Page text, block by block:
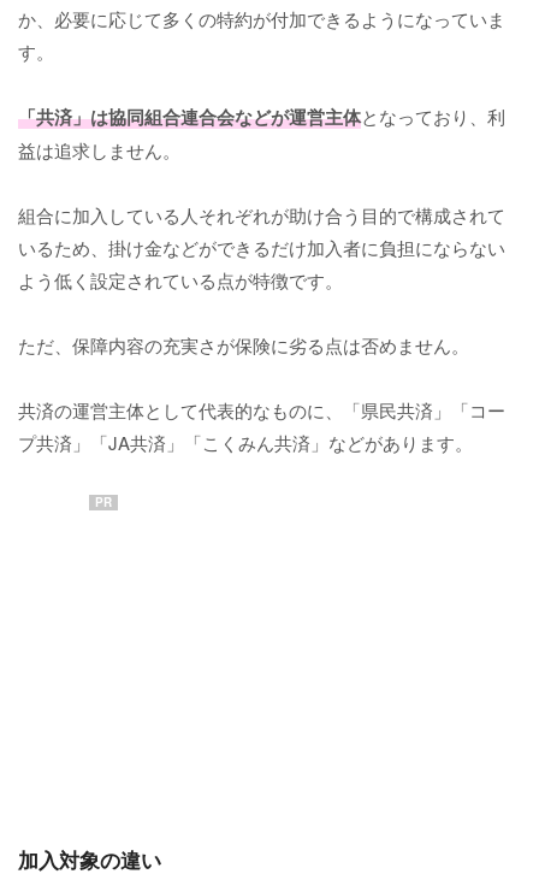
か、必要に応じて多くの特約が付加できるようになっていま
す。
「共済」は協同組合連合会などが運営主体となっており、利
益は追求しません。
組合に加入している人それぞれが助け合う目的で構成されて
いるため、掛け金などができるだけ加入者に負担にならない
よう低く設定されている点が特徴です。
ただ、保障内容の充実さが保険に劣る点は否めません。
共済の運営主体として代表的なものに、「県民共済」「コー
プ共済」「JA共済」「こくみん共済」などがあります。
PR
加入対象の違い